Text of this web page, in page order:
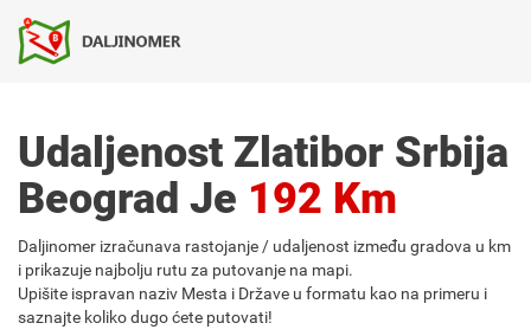
Udaljenost Zlatibor Srbija
Beograd Je 192 Km
Daljinomer izračunava rastojanje / udaljenost između gradova u km
i prikazuje najbolju rutu za putovanje na mapi.
Upišite ispravan naziv Mesta i Države u formatu kao na primeru i
saznajte koliko dugo ćete putovati!